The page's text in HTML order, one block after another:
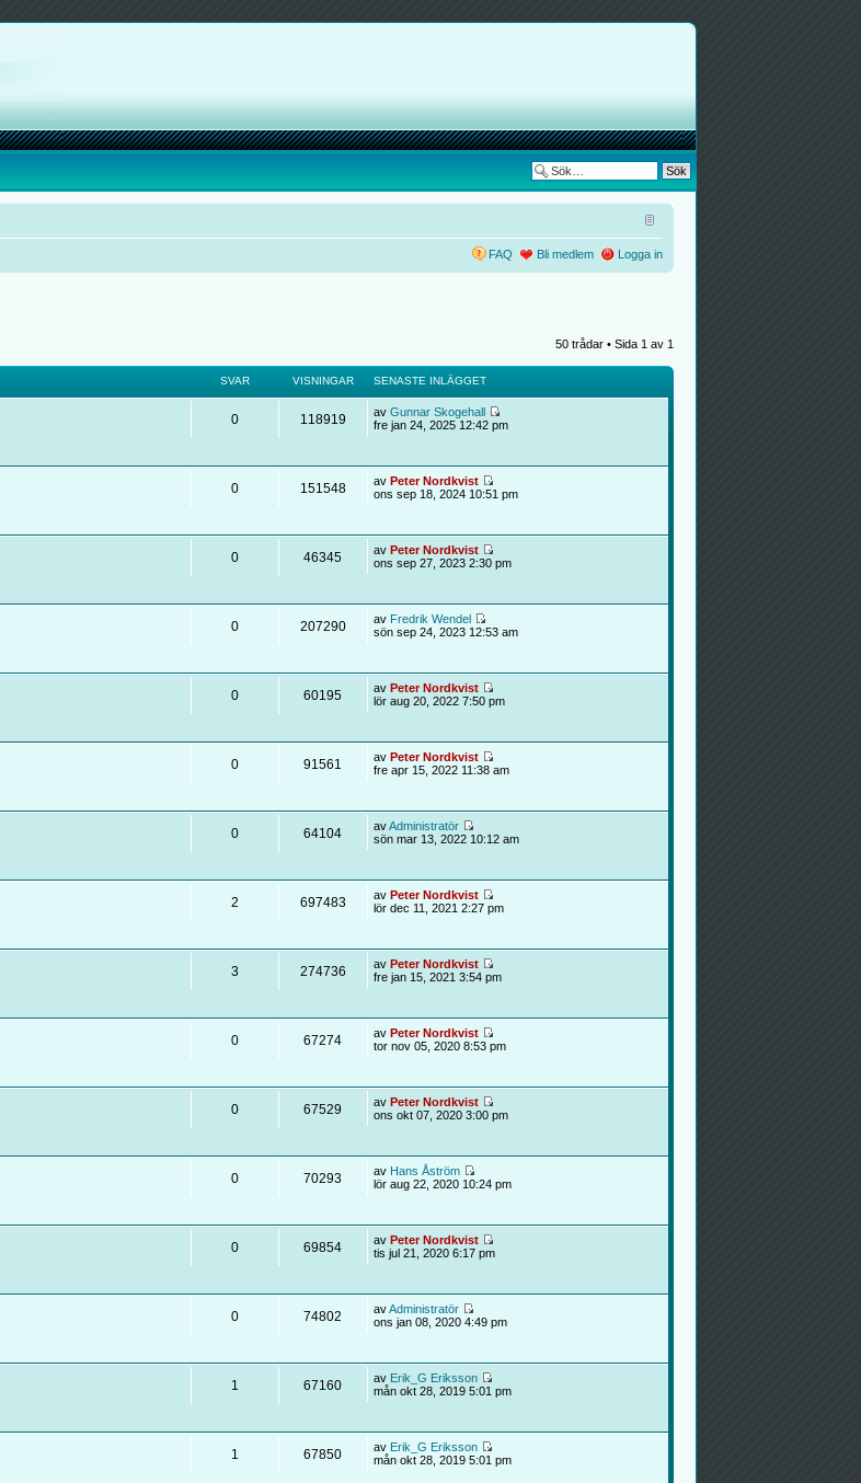
FAQ Bli medlem Logga in
50 trådar • Sida 1 av 1
SVAR VISNINGAR SENASTE INLÄGGET
0 118919 av Gunnar Skogehall
fre jan 24, 2025 12:42 pm
0 151548 av Peter Nordkvist
ons sep 18, 2024 10:51 pm
0 46345 av Peter Nordkvist
ons sep 27, 2023 2:30 pm
0 207290 av Fredrik Wendel
sön sep 24, 2023 12:53 am
0 60195 av Peter Nordkvist
lör aug 20, 2022 7:50 pm
0 91561 av Peter Nordkvist
fre apr 15, 2022 11:38 am
0 64104 avAdministratör
sön mar 13, 2022 10:12 am
2 697483 av Peter Nordkvist
lör dec 11, 2021 2:27 pm
3 274736 av Peter Nordkvist
fre jan 15, 2021 3:54 pm
0 67274 av Peter Nordkvist
tor nov 05, 2020 8:53 pm
0 67529 av Peter Nordkvist
ons okt 07, 2020 3:00 pm
0 70293 av Hans Åström
lör aug 22, 2020 10:24 pm
0 69854 av Peter Nordkvist
tis jul 21, 2020 6:17 pm
0 74802 avAdministratör
ons jan 08, 2020 4:49 pm
1 67160 av Erik_G Eriksson
mån okt 28, 2019 5:01 pm
1 67850 av Erik_G Eriksson
mån okt 28, 2019 5:01 pm